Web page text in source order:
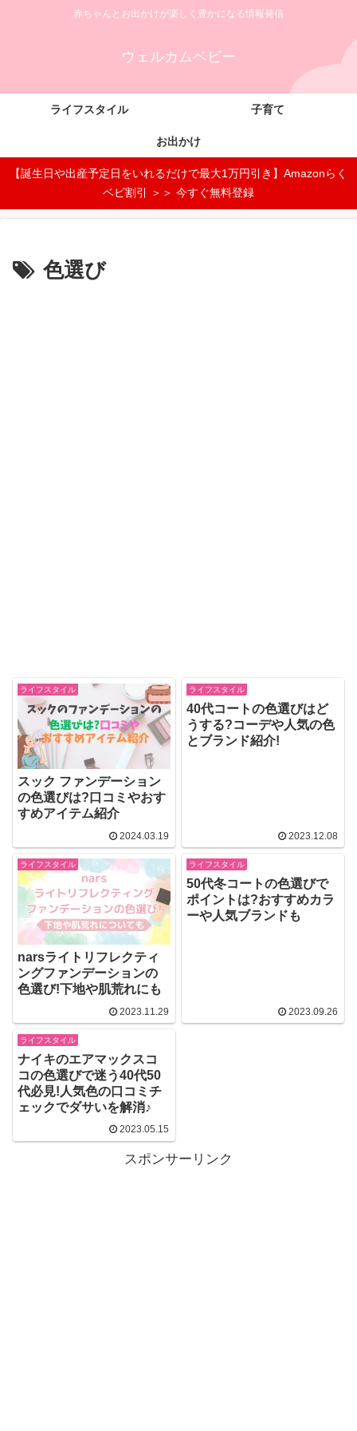
赤ちゃんとお出かけが楽しく豊かになる情報発信
ウェルカムベビー
ライフスタイル 子育て
お出かけ
【誕生日や出産予定日をいれるだけで最大1万円引き】Amazonらく
ベビ割引 ＞＞ 今すぐ無料登録
色選び
ライフスタイル
スック ファンデーション
の色選びは?口コミやおす
すめアイテム紹介
2024.03.19
ライフスタイル
40代コートの色選びはど
うする?コーデや人気の色
とブランド紹介!
2023.12.08
ライフスタイル
narsライトリフレクティ
ングファンデーションの
色選び!下地や肌荒れにも
2023.11.29
ライフスタイル
50代冬コートの色選びで
ポイントは?おすすめカラ
ーや人気ブランドも
2023.09.26
ライフスタイル
ナイキのエアマックスコ
コの色選びで迷う40代50
代必見!人気色の口コミチ
ェックでダサいを解消♪
2023.05.15
スポンサーリンク